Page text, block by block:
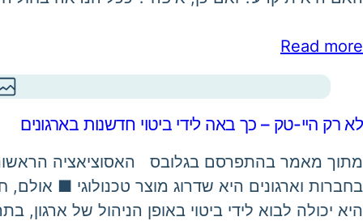
Read more
לא רק היי-טק – כך באה לידי ביטוי חדשנות בארגונים
מתוך מאמר בהתפרסם בגלובס האסוציאציה
בחברות וארגונים היא שדרוג מוצר טכנולוגי ■
היא יכולה לבוא לידי ביטוי באופן הניהול של